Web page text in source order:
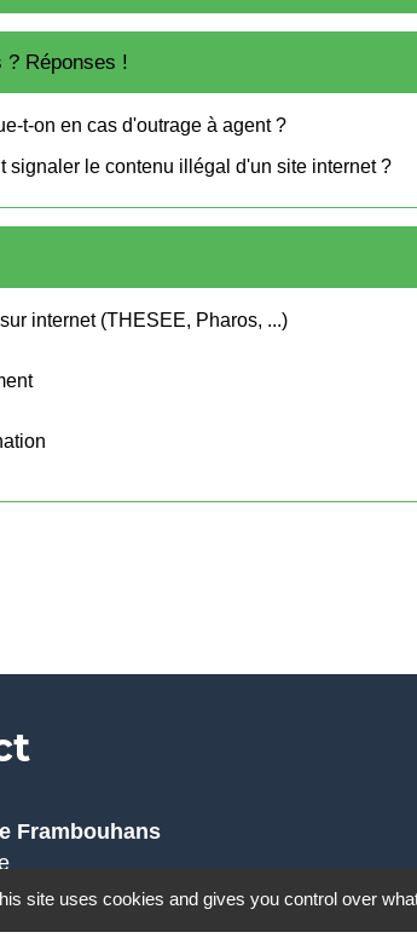
? Réponses !
t-on en cas d'outrage à agent ?
signaler le contenu illégal d'un site internet ?
internet (THESEE, Pharos, ...)
Frambouhans
- FRANCE
63
site uses cookies and gives you control over